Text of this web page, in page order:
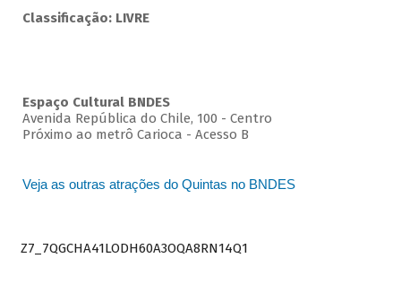
Classificação: LIVRE
Espaço Cultural BNDES
Avenida República do Chile, 100 - Centro
Próximo ao metrô Carioca - Acesso B
Veja as outras atrações do Quintas no BNDES
Z7_7QGCHA41LODH60A3OQA8RN14Q1